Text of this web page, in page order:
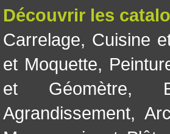
Découvrir les
Carrelage, Cuisine
et Moquette,
et Géomètre,
Agrandissement,